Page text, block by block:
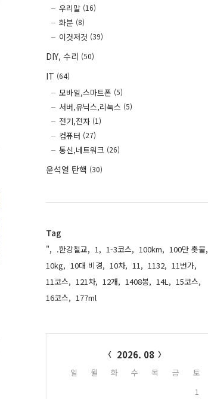
우리말 (16)
화분 (8)
이것저것 (39)
DIY, 수리 (50)
IT (64)
모바일,스마트폰 (5)
서버,유닉스,리눅스 (5)
전기,전자 (1)
컴퓨터 (27)
통신,네트워크 (26)
윤석열 탄핵 (30)
Tag
", .한강철교, 1, 1-3코스, 100km, 100만 촛불,
10kg, 10대 비경, 10차, 11, 1132, 11번가,
11코스, 121차, 12개, 1408봉, 14L, 15코스,
16코스, 177ml,
2026. 08
일 월 화 수 목 금
토
1